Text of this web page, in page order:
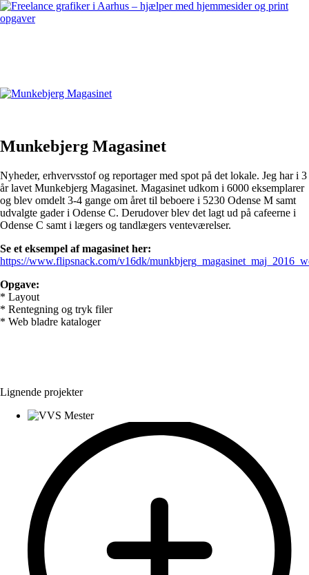
Munkebjerg Magasinet
Nyheder, erhvervsstof og reportager med spot på det lokale. Jeg har i 3
år lavet Munkebjerg Magasinet. Magasinet udkom i 6000 eksemplarer
og blev omdelt 3-4 gange om året til beboere i 5230 Odense M samt
udvalgte gader i Odense C. Derudover blev det lagt ud på cafeerne i
Odense C samt i lægers og tandlægers venteværelser.
Se et eksempel af magasinet her:
https://www.flipsnack.com/v16dk/
Opgave:
* Layout
* Rentegning og tryk filer
* Web bladre kataloger
Lignende projekter